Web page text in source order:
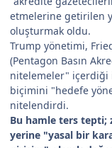
etmelerine getirilen
oluşturmak oldu.
Trump yönetimi,
(Pentagon Basın
nitelemeler" içerdiği
biçimini "hedefe
nitelendirdi.
Bu hamle ters tepti;
yerine "yasal bir